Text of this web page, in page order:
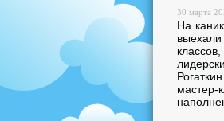
30 марта
На
выехали